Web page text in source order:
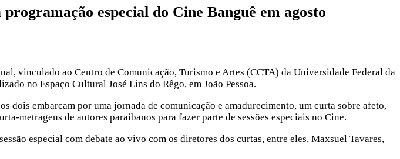
especial do Cine Banguê em agosto
vinculado ao Centro de Comunicação, Turismo e Artes (CCTA) da Universidade Federal da
no Espaço Cultural José Lins do Rêgo, em João Pessoa.
embarcam por uma jornada de comunicação e amadurecimento, um curta sobre afeto,
metragens de autores paraibanos para fazer parte de sessões especiais no Cine.
especial com debate ao vivo com os diretores dos curtas, entre eles, Maxsuel Tavares,